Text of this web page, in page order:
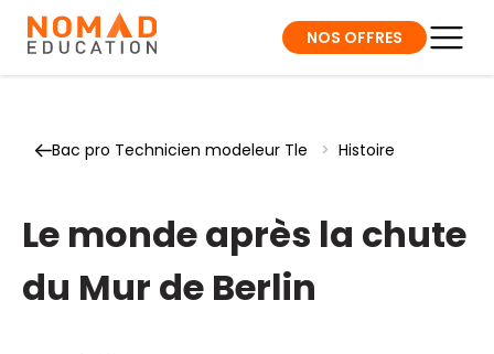
NOS OFFRES
Bac pro Technicien modeleur Tle > Histoire
Le monde après la chute
du Mur de Berlin